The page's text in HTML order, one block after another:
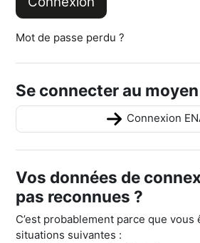
Mot de passe perdu ?
Se connecter au
Connexion
Vos données de
pas reconnues ?
C’est probablement parce que vous
situations suivantes :